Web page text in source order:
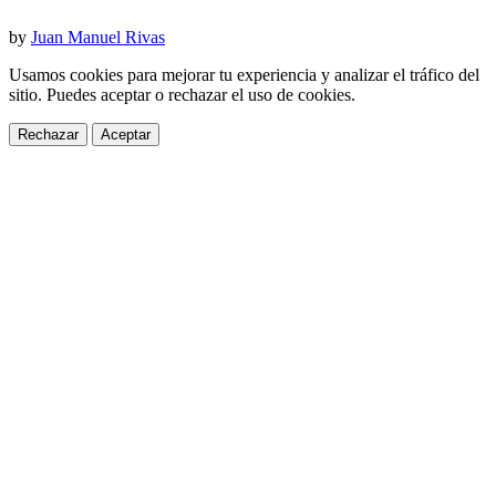
by Juan Manuel Rivas
Usamos cookies para mejorar tu experiencia y analizar el tráfico del
sitio. Puedes aceptar o rechazar el uso de cookies.
Rechazar Aceptar